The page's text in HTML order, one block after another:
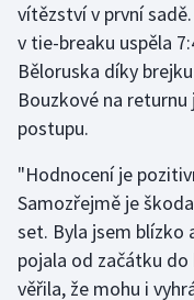
vítězství v první
v tie-breaku uspěla
Běloruska díky
Bouzkové na
postupu.
"Hodnocení je
Samozřejmě je
set. Byla jsem blízko
pojala od začátku
věřila, že mohu i